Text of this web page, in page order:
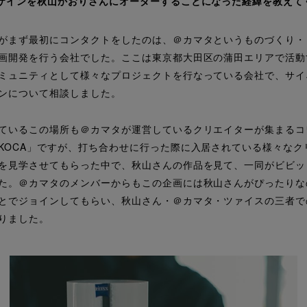
インを秋山かおりさんにオーダーすることになった経緯を教えて
まず最初にコンタクトをしたのは、＠カマタというものづくり
開発を行う会社でした。ここは東京都大田区の蒲田エリアで活
ュニティとして様々なプロジェクトを行なっている会社で、サ
について相談しました。
いるこの場所も＠カマタが運営しているクリエイターが集まる
」ですが、打ち合わせに行った際に入居されている様々な
見学させてもらった中で、秋山さんの作品を見て、一同がビビ
。＠カマタのメンバーからもこの企画には秋山さんがぴったり
でジョインしてもらい、秋山さん・＠カマタ・ツァイスの三者
ました。